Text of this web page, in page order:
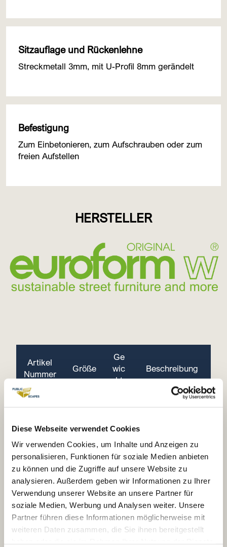
Diese Webseite verwendet Cookies
Wir verwenden Cookies, um Inhalte und Anzeigen zu
personalisieren, Funktionen für soziale Medien anbieten
zu können und die Zugriffe auf unsere Website zu
analysieren. Außerdem geben wir Informationen zu Ihrer
Verwendung unserer Website an unsere Partner für
soziale Medien, Werbung und Analysen weiter. Unsere
Partner führen diese Informationen möglicherweise mit
weiteren Daten zusammen, die Sie ihnen bereitgestellt
Sitzauflage und Rückenlehne
Streckmetall 3mm, mit U-Profil 8mm gerändelt
Befestigung
Zum Einbetonieren, zum Aufschrauben oder zum
freien Aufstellen
HERSTELLER
Artikel
Nummer
Größe
Ge
wic
ht
Beschreibung
329M
74x66x
18
Einsitzer mit
330M
120x66
x80cm
27
kg
Zweisitzer mit
Rückenlehne